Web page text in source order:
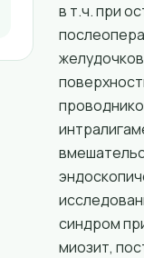
в т.ч. при
синдром
миозит,